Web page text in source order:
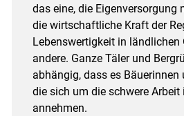
das eine, die Eigenversorgung
die wirtschaftliche Kraft der
Lebenswertigkeit in ländlichen
andere. Ganze Täler und
abhängig, dass es Bäuerinnen
die sich um die schwere Arbeit
annehmen.